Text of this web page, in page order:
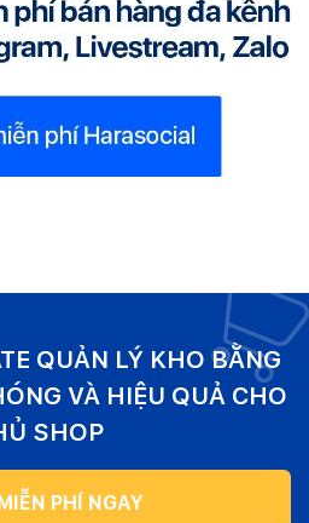
QUẢN LÝ KHO BẰNG
VÀ HIỆU QUẢ CHO
SHOP
PHÍ NGAY